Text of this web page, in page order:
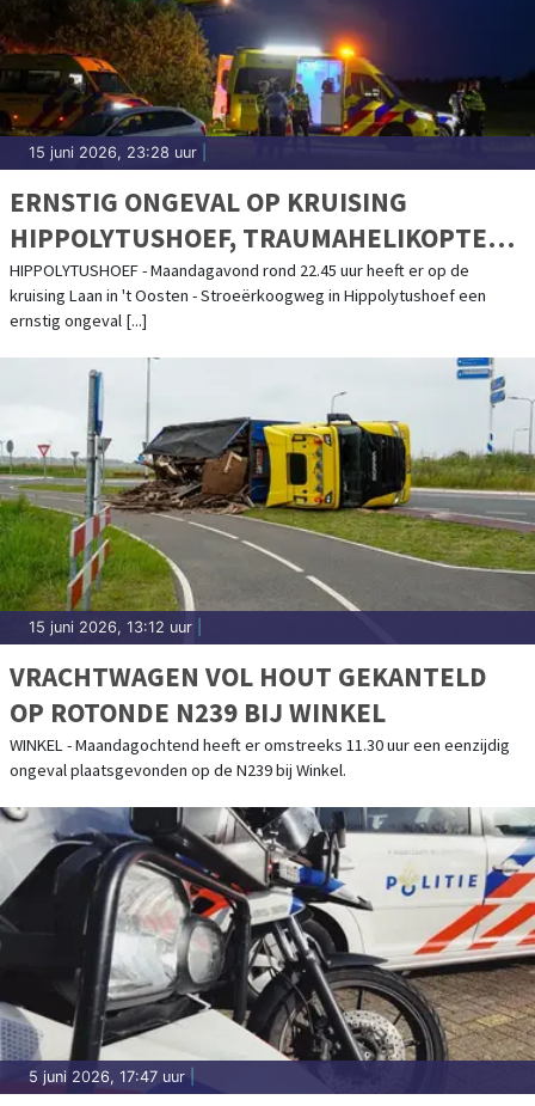
15 juni 2026, 23:28 uur
ERNSTIG ONGEVAL OP KRUISING
HIPPOLYTUSHOEF, TRAUMAHELIKOPTER
TER PLAATSE
HIPPOLYTUSHOEF - Maandagavond rond 22.45 uur heeft er op de
kruising Laan in 't Oosten - Stroeërkoogweg in Hippolytushoef een
ernstig ongeval [...]
15 juni 2026, 13:12 uur
VRACHTWAGEN VOL HOUT GEKANTELD
OP ROTONDE N239 BIJ WINKEL
WINKEL - Maandagochtend heeft er omstreeks 11.30 uur een eenzijdig
ongeval plaatsgevonden op de N239 bij Winkel.
5 juni 2026, 17:47 uur